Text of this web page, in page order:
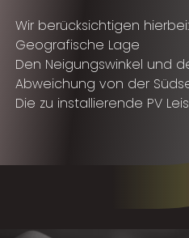
Wir berücksichtigen hierbei:
Geografische Lage
Den Neigungswinkel und
Abweichung von der
Die zu installierende PV